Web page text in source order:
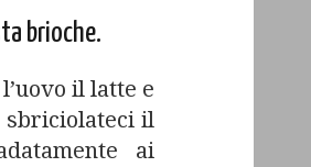
brioche.
il latte e
sbriciolateci il
ai